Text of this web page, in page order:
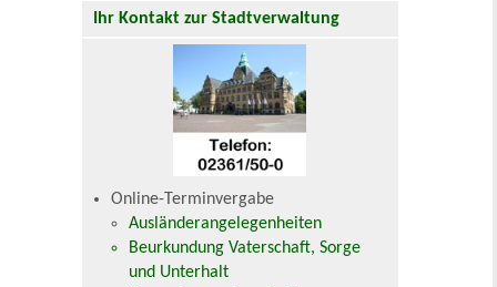
Ihr Kontakt zur Stadtverwaltung
Online-Terminvergabe
Ausländerangelegenheiten
Beurkundung Vaterschaft, Sorge
und Unterhalt